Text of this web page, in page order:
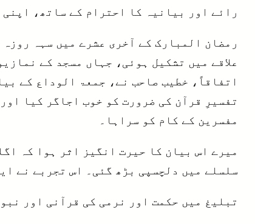
رائے اور بیانیہ کا احترام کے ساتھ،
رمضان المبارک کے آخری عشرے میں سہہ
علاقے میں تشکیل ہوئی، جہاں مسجد کے
اتفاقاً، خطیب صاحب نے، جمعۃ الوداع کے
تفسیرِ قرآن کی ضرورت کو خوب اجاگر کیا
مفسرین کے کام کو سراہا۔
میرے اس بیان کا حیرت انگیز اثر ہوا کہ
سلسلے میں دلچسپی بڑھ گئی۔ اس تجربے نے
تبلیغ میں حکمت اور نرمی کی قرآنی اور